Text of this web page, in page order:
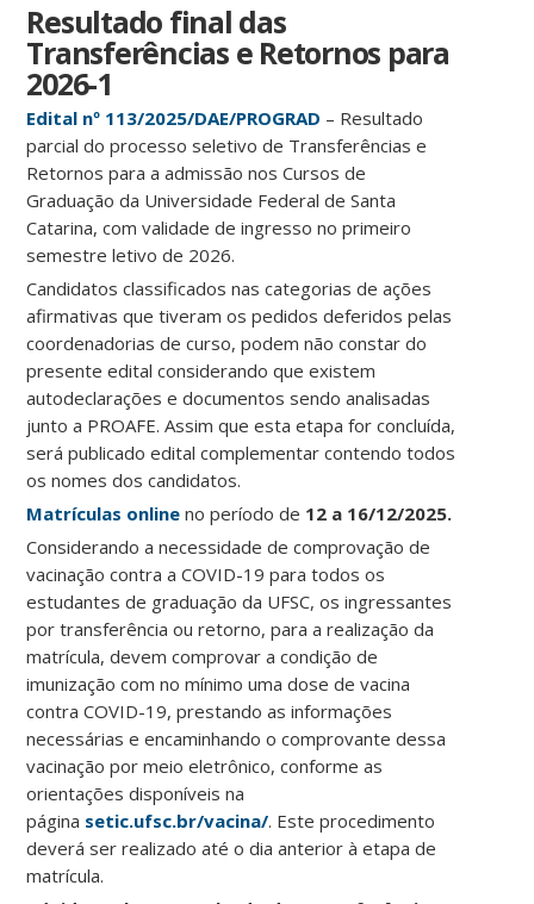
Resultado final das
Transferências e Retornos para
2026-1
Edital nº 113/2025/DAE/PROGRAD – Resultado
parcial do processo seletivo de Transferências e
Retornos para a admissão nos Cursos de
Graduação da Universidade Federal de Santa
Catarina, com validade de ingresso no primeiro
semestre letivo de 2026.
Candidatos classificados nas categorias de ações
afirmativas que tiveram os pedidos deferidos pelas
coordenadorias de curso, podem não constar do
presente edital considerando que existem
autodeclarações e documentos sendo analisadas
junto a PROAFE. Assim que esta etapa for concluída,
será publicado edital complementar contendo todos
os nomes dos candidatos.
Matrículas online no período de 12 a 16/12/2025.
Considerando a necessidade de comprovação de
vacinação contra a COVID-19 para todos os
estudantes de graduação da UFSC, os ingressantes
por transferência ou retorno, para a realização da
matrícula, devem comprovar a condição de
imunização com no mínimo uma dose de vacina
contra COVID-19, prestando as informações
necessárias e encaminhando o comprovante dessa
vacinação por meio eletrônico, conforme as
orientações disponíveis na
página setic.ufsc.br/vacina/. Este procedimento
deverá ser realizado até o dia anterior à etapa de
matrícula.